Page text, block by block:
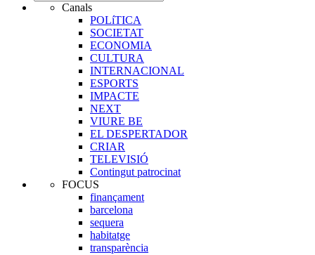
Canals
POLíTICA
SOCIETAT
ECONOMIA
CULTURA
INTERNACIONAL
ESPORTS
IMPACTE
NEXT
VIURE BE
EL DESPERTADOR
CRIAR
TELEVISIÓ
Contingut patrocinat
FOCUS
finançament
barcelona
sequera
habitatge
transparència